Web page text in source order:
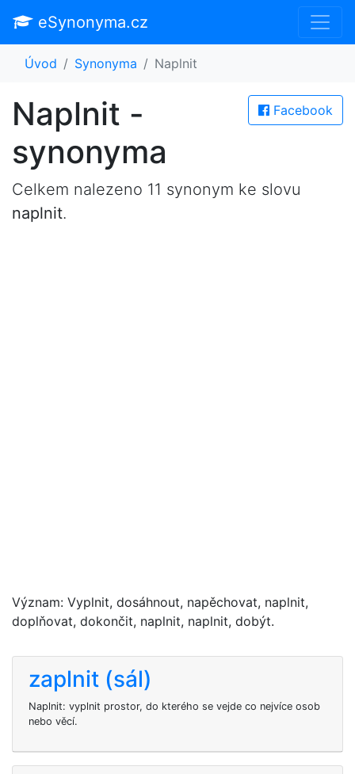
eSynonyma.cz
Úvod Synonyma Naplnit
Facebook
Naplnit -
synonyma
Celkem nalezeno 11 synonym ke slovu
naplnit.
Význam: Vyplnit, dosáhnout, napěchovat, naplnit,
doplňovat, dokončit, naplnit, naplnit, dobýt.
zaplnit (sál)
Naplnit: vyplnit prostor, do kterého se vejde co nejvíce osob
nebo věcí.